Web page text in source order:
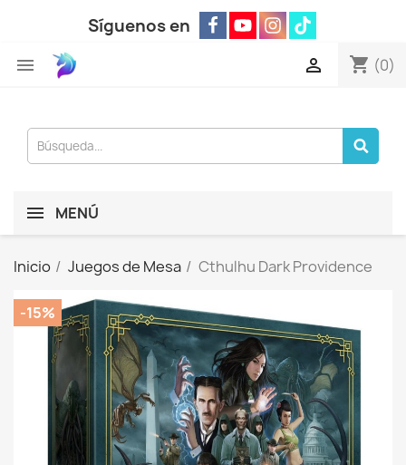
Síguenos en
 shopping_cart (0)

MENÚ
Inicio Juegos de Mesa Cthulhu Dark Providence
-15%